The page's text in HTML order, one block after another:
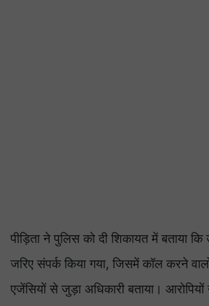
पीड़िता ने पुलिस को दी शिकायत में बताया
जरिए संपर्क किया गया, जिसमें कॉल करने
एजेंसियों से जुड़ा अधिकारी बताया। आरोपियों